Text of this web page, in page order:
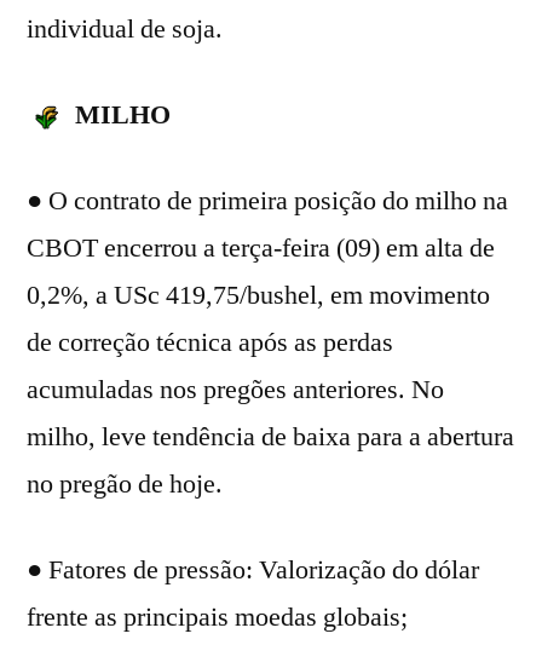
individual de soja.
MILHO
● O contrato de primeira posição do milho na
CBOT encerrou a terça-feira (09) em alta de
0,2%, a USc 419,75/bushel, em movimento
de correção técnica após as perdas
acumuladas nos pregões anteriores. No
milho, leve tendência de baixa para a abertura
no pregão de hoje.
● Fatores de pressão: Valorização do dólar
frente as principais moedas globais;